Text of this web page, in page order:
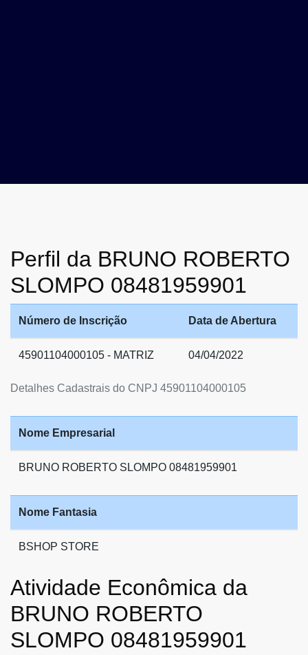
Perfil da BRUNO ROBERTO
SLOMPO 08481959901
Detalhes Cadastrais do CNPJ 45901104000105
Número de Inscrição Data de Abertura
45901104000105 - MATRIZ 04/04/2022
Nome Empresarial
BRUNO ROBERTO SLOMPO 08481959901
Nome Fantasia
BSHOP STORE
Atividade Econômica da
BRUNO ROBERTO
SLOMPO 08481959901